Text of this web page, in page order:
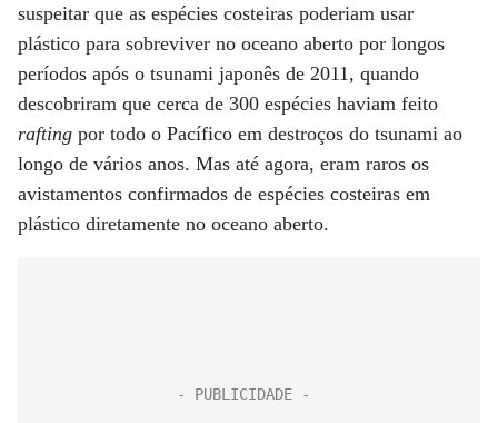
suspeitar que as espécies costeiras poderiam usar
plástico para sobreviver no oceano aberto por longos
períodos após o tsunami japonês de 2011, quando
descobriram que cerca de 300 espécies haviam feito
rafting por todo o Pacífico em destroços do tsunami ao
longo de vários anos. Mas até agora, eram raros os
avistamentos confirmados de espécies costeiras em
plástico diretamente no oceano aberto.